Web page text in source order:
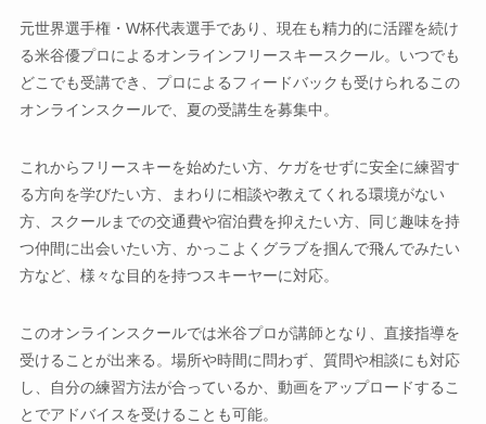
元世界選手権・W杯代表選手であり、現在も精力的に活躍を続け
る米谷優プロによるオンラインフリースキースクール。いつでも
どこでも受講でき、プロによるフィードバックも受けられるこの
オンラインスクールで、夏の受講生を募集中。
これからフリースキーを始めたい方、ケガをせずに安全に練習す
る方向を学びたい方、まわりに相談や教えてくれる環境がない
方、スクールまでの交通費や宿泊費を抑えたい方、同じ趣味を持
つ仲間に出会いたい方、かっこよくグラブを掴んで飛んでみたい
方など、様々な目的を持つスキーヤーに対応。
このオンラインスクールでは米谷プロが講師となり、直接指導を
受けることが出来る。場所や時間に問わず、質問や相談にも対応
し、自分の練習方法が合っているか、動画をアップロードするこ
とでアドバイスを受けることも可能。